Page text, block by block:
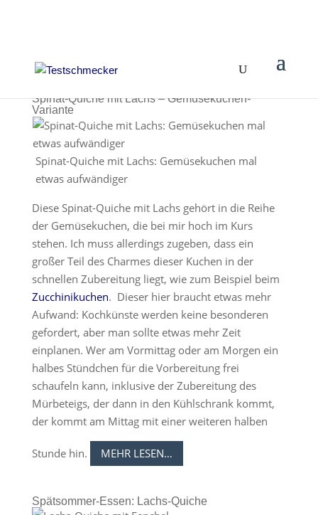
Spinat-Quiche mit Lachs – Gemüsekuchen-
Variante
Spinat-Quiche mit Lachs: Gemüsekuchen mal
etwas aufwändiger
Diese Spinat-Quiche mit Lachs gehört in die Reihe
der Gemüsekuchen, die bei mir hoch im Kurs
stehen. Ich muss allerdings zugeben, dass ein
großer Teil des Charmes dieser Kuchen in der
schnellen Zubereitung liegt, wie zum Beispiel beim
Zucchinikuchen. Dieser hier braucht etwas mehr
Aufwand: Kochkünste werden keine besonderen
gefordert, aber man sollte etwas mehr Zeit
einplanen. Wer am Vormittag oder am Morgen ein
halbes Stündchen für die Vorbereitung frei
schaufeln kann, inklusive der Zubereitung des
Mürbeteigs, der dann in den Kühlschrank kommt,
der kommt am Mittag mit einer weiteren halben
Stunde hin. MEHR LESEN…
Spätsommer-Essen: Lachs-Quiche